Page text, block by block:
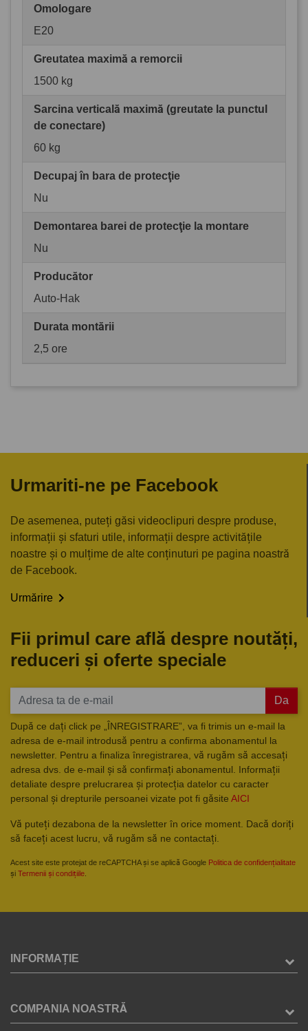
Omologare
E20
Greutatea maximă a remorcii
1500 kg
Sarcina verticală maximă (greutate la punctul
de conectare)
60 kg
Decupaj în bara de protecţie
Nu
Demontarea barei de protecţie la montare
Nu
Producător
Auto-Hak
Durata montării
2,5 ore
Urmariti-ne pe Facebook
De asemenea, puteți găsi videoclipuri despre produse,
informații și sfaturi utile, informații despre activitățile
noastre și o mulțime de alte conținuturi pe pagina noastră
de Facebook.
Urmărire 
Fii primul care află despre noutăți,
reduceri și oferte speciale
Da
După ce dați click pe „ÎNREGISTRARE”, va fi trimis un e-mail la
adresa de e-mail introdusă pentru a confirma abonamentul la
newsletter. Pentru a finaliza înregistrarea, vă rugăm să accesați
adresa dvs. de e-mail și să confirmați abonamentul. Informații
detaliate despre prelucrarea și protecția datelor cu caracter
personal și drepturile persoanei vizate pot fi găsite AICI
Vă puteți dezabona de la newsletter în orice moment. Dacă doriți
să faceți acest lucru, vă rugăm să ne contactați.
Acest site este protejat de reCAPTCHA și se aplică Google Politica de confidențialitate
și Termenii și condițiile
INFORMAȚIE
COMPANIA NOASTRĂ